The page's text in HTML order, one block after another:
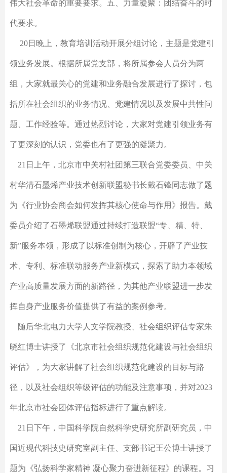
伟大社会革命的重要要求。五、力量凝聚：团结奋斗的时
代要求。
20日晚上，教育培训活动开展分组讨论，主题是党建引
领业务发展。根据所属党支部，将所属参会人员分为两
组，大家就最关心的党建和业务融合发展进行了探讨，包
括所在社会组织的业务情况、党建情况以及发展中共性问
题、工作经验等。通过热烈讨论，大家对党建引领业务有
了更深刻的认识，党委也有了更强的凝聚力。
21日上午，北京市中关村社团第三联合党委委员、中关
村华清石墨烯产业技术创新联盟秘书长戴石锋同志做了题
为《行业协会商会如何发挥其核心使命与作用》报告。戴
委员介绍了石墨烯联盟通过持续打造联盟“专、精、特、
新”服务本领，形成了以标准创制为核心，开辟了产业技
术、专利、标准联动服务产业新模式，探索了助力本领域
产业高质量发展方面的新路径，为其他产业联盟进一步发
挥自身产业服务价值提供了有益的案例参考。
随后华北电力大学人文学院教授、社会组织评估专家朱
晓红博士讲授了《北京市社会组织规范化建设与社会组织
评估》，为大家讲解了社会组织规范化建设的目标与路
径，以及社会组织等级评估的功能及注意事项，并对2023
年北京市社会团体评估指标进行了重点解读。
21日下午，中国科学院自然科学史研究所副研究员，中
国近现代科技史研究室副主任、支部书记王公博士讲授了
题为《弘扬科学家精神 凝心聚力奋进新征程》的课程。习